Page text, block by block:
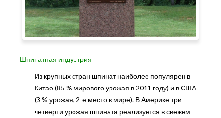
Шпинатная индустрия
Из крупных стран шпинат наиболее популярен в
Китае (85 % мирового урожая в 2011 году) и в США
(3 % урожая, 2-е место в мире). В Америке три
четверти урожая шпината реализуется в свежем